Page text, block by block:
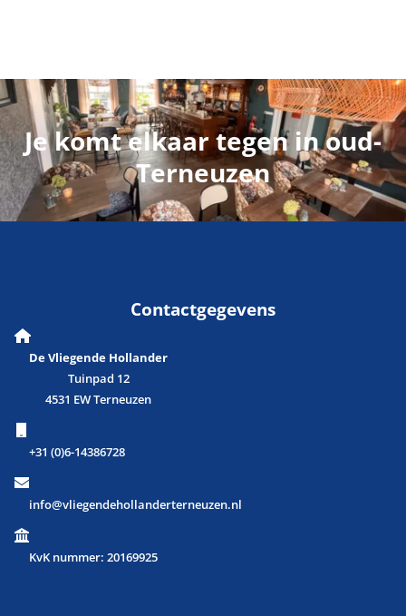
Je komt elkaar tegen in oud-
Terneuzen
Contactgegevens
De Vliegende Hollander
Tuinpad 12
4531 EW Terneuzen
+31 (0)6-14386728
info@vliegendehollanderterneuzen.nl
KvK nummer: 20169925